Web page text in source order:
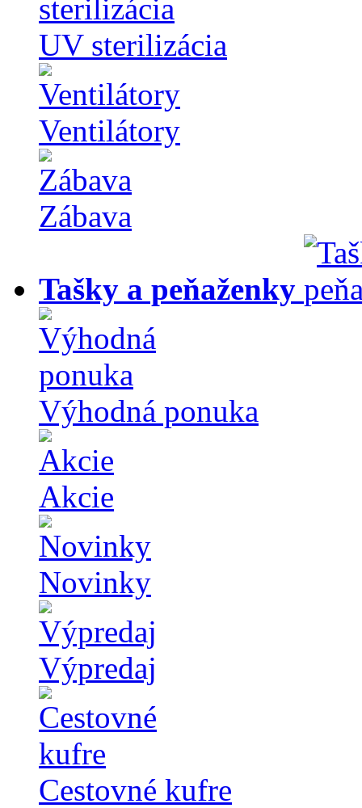
UV sterilizácia
Ventilátory
Zábava
Tašky a peňaženky
Výhodná ponuka
Akcie
Novinky
Výpredaj
Cestovné kufre